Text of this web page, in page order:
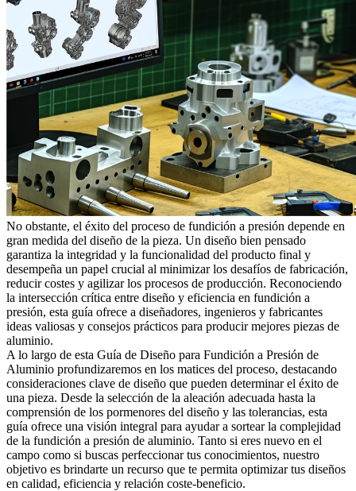
No obstante, el éxito del proceso de fundición a presión depende en
gran medida del diseño de la pieza. Un diseño bien pensado
garantiza la integridad y la funcionalidad del producto final y
desempeña un papel crucial al minimizar los desafíos de fabricación,
reducir costes y agilizar los procesos de producción. Reconociendo
la intersección crítica entre diseño y eficiencia en fundición a
presión, esta guía ofrece a diseñadores, ingenieros y fabricantes
ideas valiosas y consejos prácticos para producir mejores piezas de
aluminio.
A lo largo de esta Guía de Diseño para Fundición a Presión de
Aluminio profundizaremos en los matices del proceso, destacando
consideraciones clave de diseño que pueden determinar el éxito de
una pieza. Desde la selección de la aleación adecuada hasta la
comprensión de los pormenores del diseño y las tolerancias, esta
guía ofrece una visión integral para ayudar a sortear la complejidad
de la fundición a presión de aluminio. Tanto si eres nuevo en el
campo como si buscas perfeccionar tus conocimientos, nuestro
objetivo es brindarte un recurso que te permita optimizar tus diseños
en calidad, eficiencia y relación coste-beneficio.